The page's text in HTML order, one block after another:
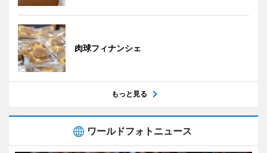
肉球フィナンシェ
もっと見る
ワールドフォトニュース